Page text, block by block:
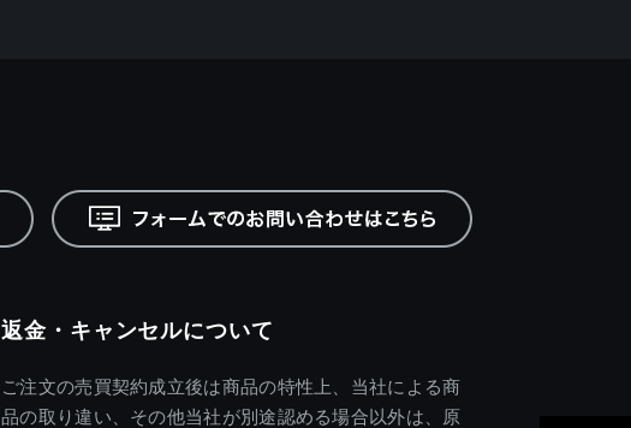
返金・キャンセルについて
ご注文の売買契約成立後は商品の特性上、当社による商
品の取り違い、その他当社が別途認める場合以外は、原